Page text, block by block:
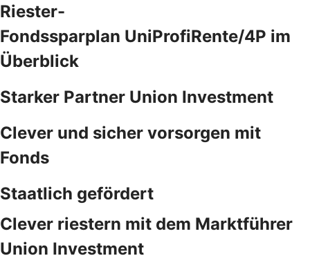
Riester-
Fondssparplan UniProfiRente/4P im
Überblick
Starker Partner Union Investment
Clever und sicher vorsorgen mit
Fonds
Staatlich gefördert
Clever riestern mit dem Marktführer
Union Investment